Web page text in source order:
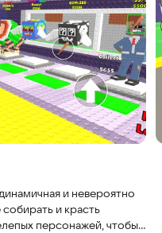
и невероятно
собирать и красть
персонажей, чтобы